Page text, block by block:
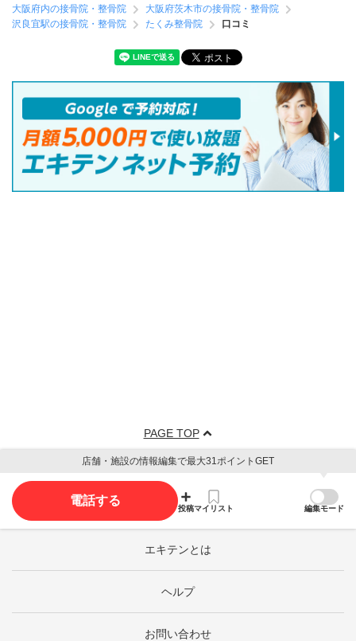
大阪府内の接骨院・整骨院
大阪府茨木市の接骨院・整骨院
沢良宜駅の接骨院・整骨院
たくみ整骨院 口コミ
PAGE TOP
店舗・施設の情報編集で最大31ポイントGET
電話する
投稿マイリスト 編集モード
エキテンとは
ヘルプ
お問い合わせ